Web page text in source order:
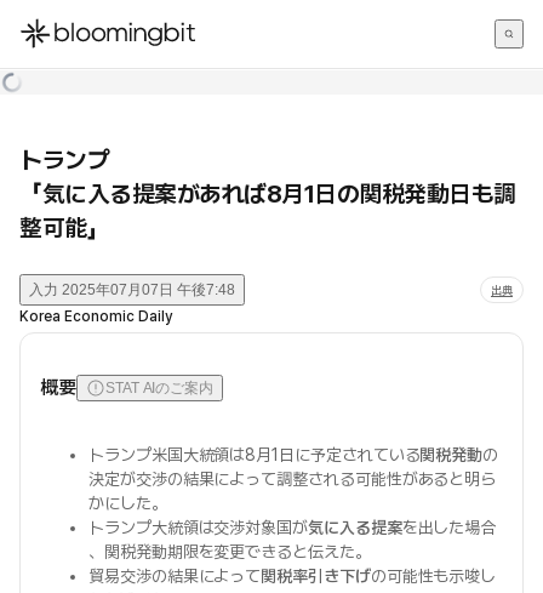
한국어
トランプ
「気に入る提案があれば8月1日の関税発動日も調
整可能」
入力 2025年07月07日 午後7:48 出典
Korea Economic Daily
概要 STAT AIのご案内
トランプ米国大統領は8月1日に予定されている関税発動の
決定が交渉の結果によって調整される可能性があると明ら
かにした。
トランプ大統領は交渉対象国が気に入る提案を出した場合
、関税発動期限を変更できると伝えた。
貿易交渉の結果によって関税率引き下げの可能性も示唆し